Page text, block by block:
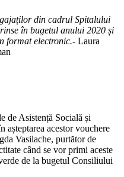
din cadrul Spitalului
în bugetul anului 2020 și
format electronic.- Laura
de Asistență Socială și
acestor vouchere
Vasilache, purtător de
când se vor primi aceste
de la bugetul Consiliului